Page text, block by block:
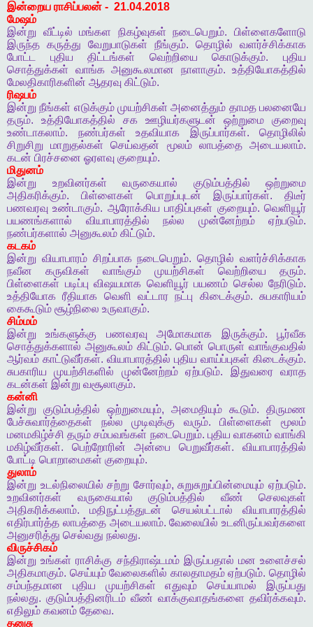
இன்றைய ராசிப்பலன் - 21.04.2018
மேஷம்
இன்று
வீட்டில் மங்கள நிகழ்வுகள் நடைபெறும்.பிள்ளைகளோடு
இருந்த கருத்து வேறுபாடுகள் நீங்கும். தொழில்
வளர்ச்சிக்காக
போட்ட
புதிய திட்டங்கள் வெற்றியை கொடுக்கும்.புதிய
சொத்துக்கள்
வாங்க அனுகூலமான நாளாகும். உத்தியோகத்தில்
மேலதிகாரிகளின் ஆதரவு கிட்டும்.
ரிஷபம்
இன்று நீங்கள் எடுக்கும் முயற்சிகள் அனைத்தும் தாமத பலனையே
தரும். உத்தியோகத்தில் சக ஊழியர்களுடன் ஒற்றுமை
குறைவு
உண்டாகலாம். நண்பர்கள் உதவியாக இருப்பார்கள். தொழிலில்
சிறுசிறு
மாறுதல்கள் செய்வதன் மூலம் லாபத்தை அடையலாம்.
கடன் பிரச்சனை ஓரளவு குறையும்.
மிதுனம்
இன்று
உறவினர்கள் வருகையால் குடும்பத்தில்
ஒற்றுமை
அதிகரிக்கும்.பிள்ளைகள் பொறுப்புடன் இருப்பார்கள். திடீர்
பணவரவு உண்டாகும். ஆரோக்கிய பாதிப்புகள் குறையும்.வெளியூர்
பயணங்களால்
வியாபாரத்தில் நல்ல முன்னேற்றம் ஏற்படும்.
நண்பர்களால் அனுகூலம் கிட்டும்.
கடகம்
இன்று வியாபாரம் சிறப்பாக நடைபெறும்.தொழில் வளர்ச்சிக்காக
நவீன
கருவிகள் வாங்கும் முயற்சிகள் வெற்றியை தரும்.
பிள்ளைகள் படிப்பு விஷயமாக வெளியூர் பயணம் செல்ல நேரிடும்.
உத்தியோக ரீதியாக வெளி வட்டார நட்பு கிடைக்கும்.சுபகாரியம்
கைகூடும் சூழ்நிலை உருவாகும்.
சிம்மம்
இன்று
உங்களுக்கு பணவரவு அமோகமாக இருக்கும்.பூர்வீக
சொத்துக்களால் அனுகூலம் கிட்டும்.பொன் பொருள் வாங்குவதில்
ஆர்வம் காட்டுவீர்கள். வியாபாரத்தில் புதிய வாய்ப்புகள் கிடைக்கும்.
சுபகாரிய
முயற்சிகளில் முன்னேற்றம் ஏற்படும். இதுவரை
வராத
கடன்கள் இன்று வசூலாகும்.
கன்னி
இன்று
குடும்பத்தில் ஒற்றுமையும், அமைதியும் கூடும். திருமண
பேச்சுவார்த்தைகள்
நல்ல முடிவுக்கு வரும்.பிள்ளைகள்
மூலம்
மனமகிழ்ச்சி தரும் சம்பவங்கள் நடைபெறும். புதிய வாகனம் வாங்கி
மகிழ்வீர்கள். பெற்றோரின் அன்பை பெறுவீர்கள். வியாபாரத்தில்
போட்டி பொறாமைகள் குறையும்.
துலாம்
இன்று உடல்நிலையில் சற்று சோர்வும்,சுறுசுறுப்பின்மையும் ஏற்படும்.
உறவினர்கள்
வருகையால் குடும்பத்தில் வீண்
செலவுகள்
அதிகரிக்கலாம்.மதிநுட்பத்துடன் செயல்பட்டால்
வியாபாரத்தில்
எதிர்பார்த்த லாபத்தை அடையலாம்.வேலையில் உடனிருப்பவர்களை
அனுசரித்து செல்வது நல்லது.
விருச்சிகம்
இன்று உங்கள் ராசிக்கு சந்திராஷ்டமம் இருப்பதால் மன உளைச்சல்
அதிகமாகும். செய்யும் வேலைகளில் காலதாமதம் ஏற்படும்.தொழில்
சம்பந்தமான
புதிய முயற்சிகள் எதுவும் செய்யாமல்
இருப்பது
நல்லது. குடும்பத்தினரிடம் வீண் வாக்குவாதங்களை தவிர்க்கவும்.
எதிலும் கவனம் தேவை.
தனுசு